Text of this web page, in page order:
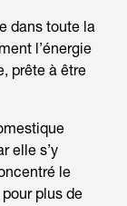
dans toute la
l’énergie
prête à être
elle s’y
le
plus de